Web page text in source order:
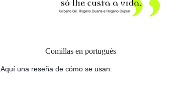
Comillas en portugués
. Aquí una reseña de cómo se usan: